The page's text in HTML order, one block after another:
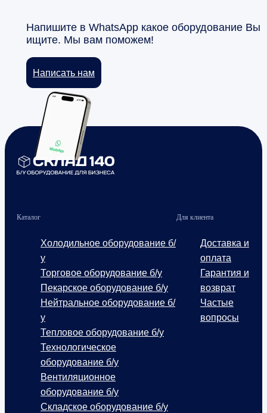
Напишите в WhatsApp какое оборудование Вы
ищите. Мы вам поможем!
Написать нам
Каталог
Холодильное оборудование б/
у
Торговое оборудование б/у
Пекарское оборудование б/у
Нейтральное оборудование б/
у
Тепловое оборудование б/у
Технологическое
оборудование б/у
Вентиляционное
оборудование б/у
Складское оборудование б/у
Для клиента
Доставка и
оплата
Гарантия и
возврат
Частые
вопросы